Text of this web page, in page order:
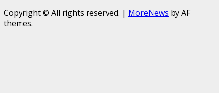
Copyright © All rights reserved. | MoreNews by AF
themes.